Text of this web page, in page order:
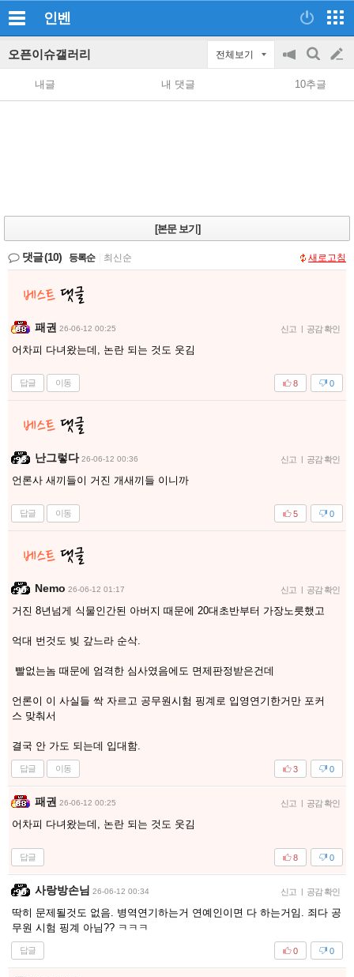
인벤
오픈이슈갤러리 전체보기
공
지
on/off
검
색
글
쓰
내글 내 댓글 10추글
[본문 보기]
댓글(10) 등록순 최신순 새로고침
패권 26-06-12 00:25 신고 | 공감 확인
어차피 다녀왔는데, 논란 되는 것도 웃김
답글 이동 0
8
난그렇다 26-06-12 00:36 신고 | 공감 확인
언론사 새끼들이 거진 개새끼들 이니까
답글 이동 0
5
Nemo 26-06-12 01:17 신고 | 공감 확인
거진 8년넘게 식물인간된 아버지 때문에 20대초반부터 가장노릇했고
억대 번것도 빚 갚느라 순삭.
빨없는놈 때문에 엄격한 심사였음에도 면제판정받은건데
언론이 이 사실들 싹 자르고 공무원시험 핑계로 입영연기한거만 포커
스 맞춰서
결국 안 가도 되는데 입대함.
답글 이동 0
3
패권 26-06-12 00:25 신고 | 공감 확인
어차피 다녀왔는데, 논란 되는 것도 웃김
답글 0
8
사랑방손님 26-06-12 00:34 신고 | 공감 확인
딱히 문제될것도 없음. 병역연기하는거 연예인이면 다 하는거임. 죄다 공
무원 시험 핑계 아님?? ㅋㅋㅋ
답글 0
0